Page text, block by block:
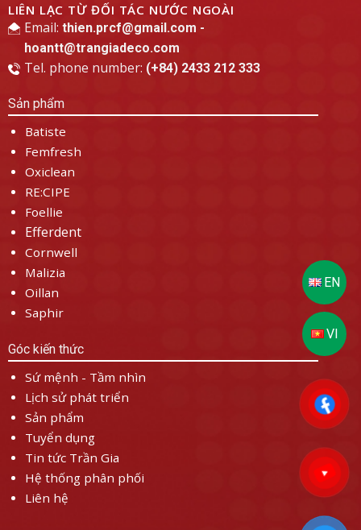
LIÊN LẠC TỪ ĐỐI TÁC NƯỚC NGOÀI
Email: thien.prcf@gmail.com -
hoantt@trangiadeco.com
Tel. phone number: (+84) 2433 212 333
Sản phẩm
Batiste
Femfresh
Oxiclean
RE:CIPE
Foellie
Efferdent
Cornwell
Malizia
Oillan
Saphir
Góc kiến thức
Sứ mệnh - Tầm nhìn
Lịch sử phát triển
Sản phẩm
Tuyển dụng
Tin tức Trần Gia
Hệ thống phân phối
Liên hệ